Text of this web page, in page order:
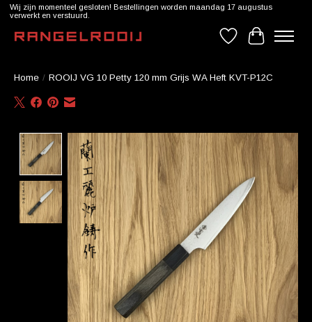
Wij zijn momenteel gesloten! Bestellingen worden maandag 17 augustus
verwerkt en verstuurd.
Verlanglijst
Home / ROOIJ VG 10 Petty 120 mm Grijs WA Heft KVT-P12C
Product image slideshow Items